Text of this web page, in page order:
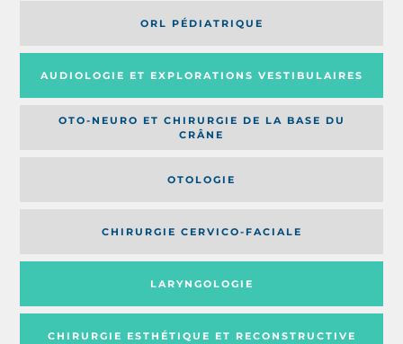
ORL PÉDIATRIQUE
AUDIOLOGIE ET EXPLORATIONS VESTIBULAIRES
OTO-NEURO ET CHIRURGIE DE LA BASE DU
CRÂNE
OTOLOGIE
CHIRURGIE CERVICO-FACIALE
LARYNGOLOGIE
CHIRURGIE ESTHÉTIQUE ET RECONSTRUCTIVE